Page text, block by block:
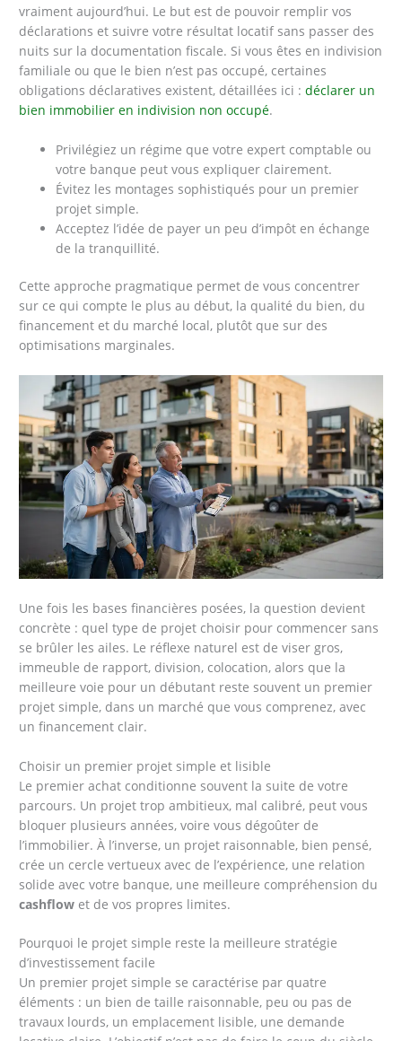
vraiment aujourd’hui. Le but est de pouvoir remplir vos
déclarations et suivre votre résultat locatif sans passer des
nuits sur la documentation fiscale. Si vous êtes en indivision
familiale ou que le bien n’est pas occupé, certaines
obligations déclaratives existent, détaillées ici :déclarer un
bien immobilier en indivision non occupé.
Privilégiez un régime que votre expert comptable ou
votre banque peut vous expliquer clairement.
Évitez les montages sophistiqués pour un premier
projet simple.
Acceptez l’idée de payer un peu d’impôt en échange
de la tranquillité.
Cette approche pragmatique permet de vous concentrer
sur ce qui compte le plus au début, la qualité du bien, du
financement et du marché local, plutôt que sur des
optimisations marginales.
Une fois les bases financières posées, la question devient
concrète : quel type de projet choisir pour commencer sans
se brûler les ailes. Le réflexe naturel est de viser gros,
immeuble de rapport, division, colocation, alors que la
meilleure voie pour un débutant reste souvent un premier
projet simple, dans un marché que vous comprenez, avec
un financement clair.
Choisir un premier projet simple et lisible
Le premier achat conditionne souvent la suite de votre
parcours. Un projet trop ambitieux, mal calibré, peut vous
bloquer plusieurs années, voire vous dégoûter de
l’immobilier. À l’inverse, un projet raisonnable, bien pensé,
crée un cercle vertueux avec de l’expérience, une relation
solide avec votre banque, une meilleure compréhension du
cashflow et de vos propres limites.
Pourquoi le projet simple reste la meilleure stratégie
d’investissement facile
Un premier projet simple se caractérise par quatre
éléments : un bien de taille raisonnable, peu ou pas de
travaux lourds, un emplacement lisible, une demande